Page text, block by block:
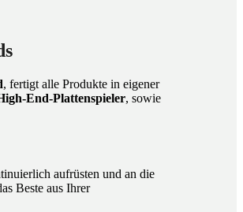
, fertigt alle Produkte in eigener
End-Plattenspieler, sowie
aufrüsten und an die
Beste aus Ihrer